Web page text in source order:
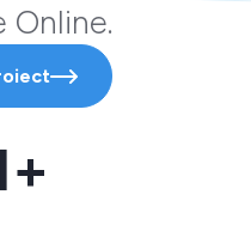
Online.